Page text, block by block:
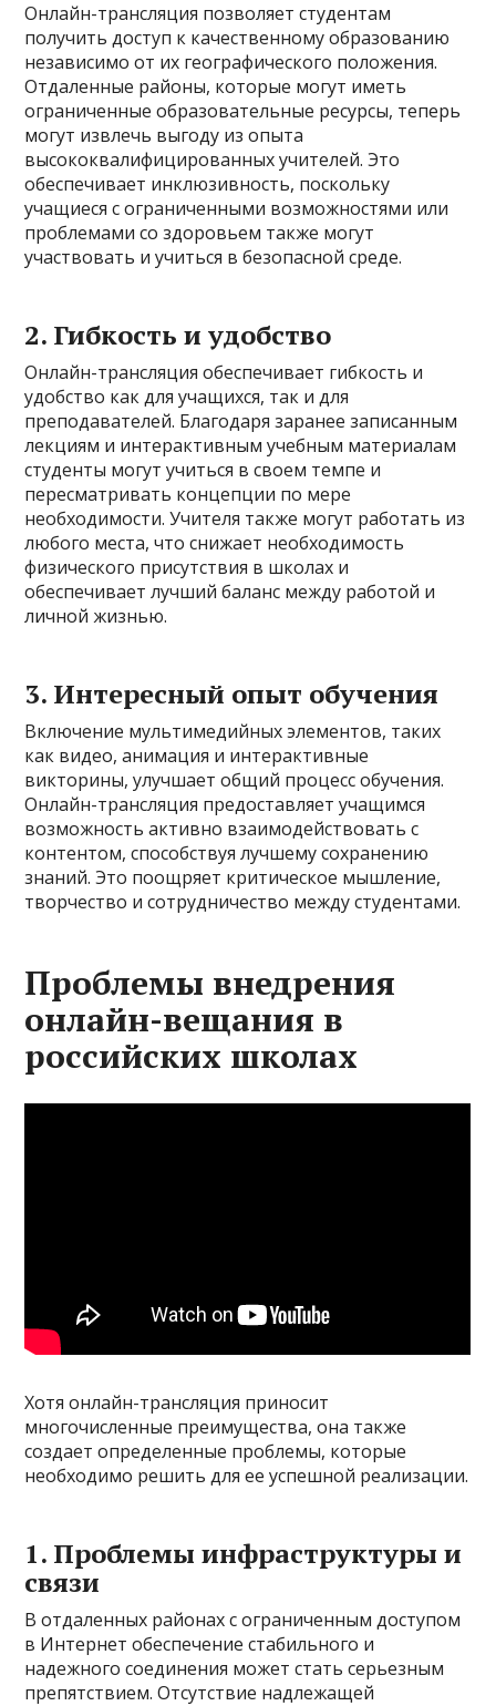
Онлайн-трансляция позволяет студентам
получить доступ к качественному образованию
независимо от их географического положения.
Отдаленные районы, которые могут иметь
ограниченные образовательные ресурсы, теперь
могут извлечь выгоду из опыта
высококвалифицированных учителей. Это
обеспечивает инклюзивность, поскольку
учащиеся с ограниченными возможностями или
проблемами со здоровьем также могут
участвовать и учиться в безопасной среде.
2. Гибкость и удобство
Онлайн-трансляция обеспечивает гибкость и
удобство как для учащихся, так и для
преподавателей. Благодаря заранее записанным
лекциям и интерактивным учебным материалам
студенты могут учиться в своем темпе и
пересматривать концепции по мере
необходимости. Учителя также могут работать из
любого места, что снижает необходимость
физического присутствия в школах и
обеспечивает лучший баланс между работой и
личной жизнью.
3. Интересный опыт обучения
Включение мультимедийных элементов, таких
как видео, анимация и интерактивные
викторины, улучшает общий процесс обучения.
Онлайн-трансляция предоставляет учащимся
возможность активно взаимодействовать с
контентом, способствуя лучшему сохранению
знаний. Это поощряет критическое мышление,
творчество и сотрудничество между студентами.
Проблемы внедрения
онлайн-вещания в
российских школах
Хотя онлайн-трансляция приносит
многочисленные преимущества, она также
создает определенные проблемы, которые
необходимо решить для ее успешной реализации.
1. Проблемы инфраструктуры и
связи
В отдаленных районах с ограниченным доступом
в Интернет обеспечение стабильного и
надежного соединения может стать серьезным
препятствием. Отсутствие надлежащей